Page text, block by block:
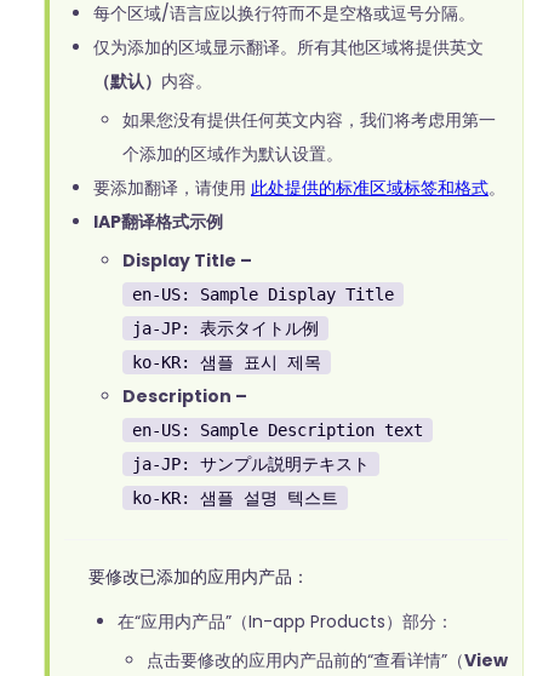
每个区域/语言应以换行符而不是空格或逗号分隔。
仅为添加的区域显示翻译。所有其他区域将提供英文
（默认） 内容。
如果您没有提供任何英文内容，我们将考虑用第一
个添加的区域作为默认设置。
要添加翻译，请使用 此处提供的标准区域标签和格式。
IAP翻译格式示例
Display Title –
en-US: Sample Display Title
ja-JP: 表示タイトル例
ko-KR: 샘플 표시 제목
Description –
en-US: Sample Description text
ja-JP: サンプル説明テキスト
ko-KR: 샘플 설명 텍스트
要修改已添加的应用内产品：
在“应用内产品”（In-app Products）部分：
点击要修改的应用内产品前的“查看详情”（View